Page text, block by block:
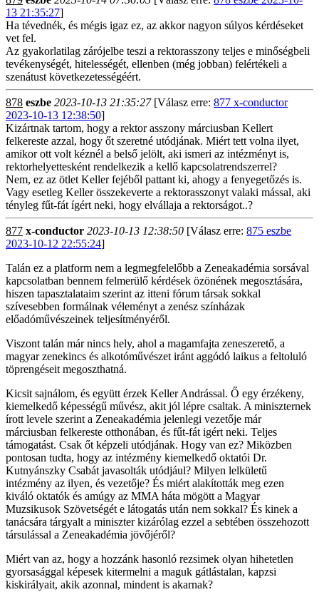
13 21:35:27]
Ha tévednék, és mégis igaz ez, az akkor nagyon súlyos kérdéseket
vet fel.
Az gyakorlatilag zárójelbe teszi a rektorasszony teljes e minőségbeli
tevékenységét, hitelességét, ellenben (még jobban) felértékeli a
szenátust következetességéért.
878 eszbe 2023-10-13 21:35:27[Válasz erre: 877 x-conductor
2023-10-13 12:38:50]
Kizártnak tartom, hogy a rektor asszony márciusban Kellert
felkereste azzal, hogy őt szeretné utódjának. Miért tett volna ilyet,
amikor ott volt kéznél a belső jelölt, aki ismeri az intézményt is,
rektorhelyettesként rendelkezik a kellő kapcsolatrendszerrel?
Nem, ez az ötlet Keller fejéből pattant ki, ahogy a fenyegetőzés is.
Vagy esetleg Keller összekeverte a rektorasszonyt valaki mással, aki
tényleg fűt-fát ígért neki, hogy elvállaja a rektorságot..?
877 x-conductor 2023-10-13 12:38:50 [Válasz erre: 875 eszbe
2023-10-12 22:55:24]
Talán ez a platform nem a legmegfelelőbb a Zeneakadémia sorsával
kapcsolatban bennem felmerülő kérdések özönének megosztására,
hiszen tapasztalataim szerint az itteni fórum társak sokkal
szívesebben formálnak véleményt a zenész színházak
előadóművészeinek teljesítményéről.
Viszont talán már nincs hely, ahol a magamfajta zeneszerető, a
magyar zenekincs és alkotóművészet iránt aggódó laikus a feltoluló
töprengéseit megoszthatná.
Kicsit sajnálom, és együtt érzek Keller Andrással. Ő egy érzékeny,
kiemelkedő képességű művész, akit jól lépre csaltak. A miniszternek
írott levele szerint a Zeneakadémia jelenlegi vezetője már
márciusban felkereste otthonában, és fűt-fát igért neki. Teljes
támogatást. Csak őt képzeli utódjának. Hogy van ez? Miközben
pontosan tudta, hogy az intézmény kiemelkedő oktatói Dr.
Kutnyánszky Csabát javasolták utódjául? Milyen lelkületű
intézmény az ilyen, és vezetője? És miért alakították meg ezen
kiváló oktatók és amúgy az MMA háta mögött a Magyar
Muzsikusok Szövetségét e látogatás után nem sokkal? És kinek a
tanácsára tárgyalt a miniszter kizárólag ezzel a sebtében összehozott
társulással a Zeneakadémia jövőjéről?
Miért van az, hogy a hozzánk hasonló rezsimek olyan hihetetlen
gyorsasággal képesek kitermelni a maguk gátlástalan, kapzsi
kiskirályait, akik azonnal, mindent is akarnak?